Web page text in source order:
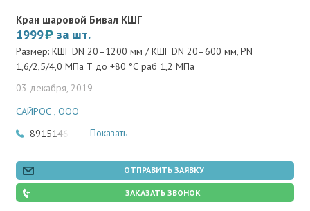
Кран шаровой Бивал КШГ
1999 за шт.
Размер: КШГ DN 20–1200 мм / КШГ DN 20–600 мм, PN
1,6/2,5/4,0 МПа Т до +80 °С pаб 1,2 МПа
03 декабря, 2019
САЙРОС , ООО
89151460388Показать
ОТПРАВИТЬ ЗАЯВКУ
ЗАКАЗАТЬ ЗВОНОК